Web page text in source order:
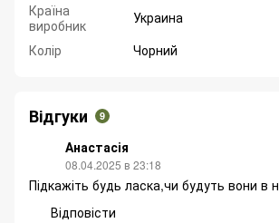
Країна
виробник
Украина
Колір
Чорний
Відгуки 9
Анастасія
08.04.2025 в 23:18
Підкажіть будь ласка,чи будуть вони в
Відповісти